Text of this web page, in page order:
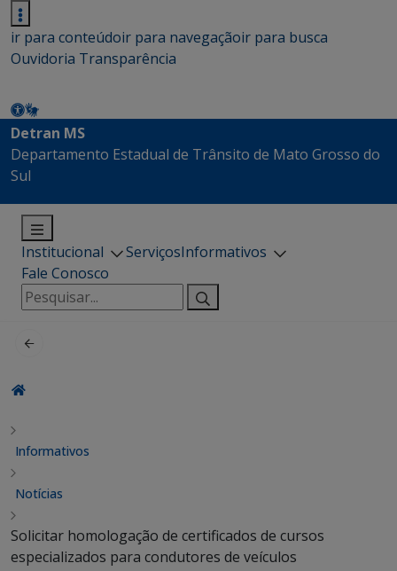
ir para conteúdoir para navegaçãoir para busca
Ouvidoria Transparência
Detran MS
Departamento Estadual de Trânsito de Mato Grosso do
Sul
Institucional ServiçosInformativos
Fale Conosco
Pesquisar
por:
Informativos
Notícias
Solicitar homologação de certificados de cursos
especializados para condutores de veículos